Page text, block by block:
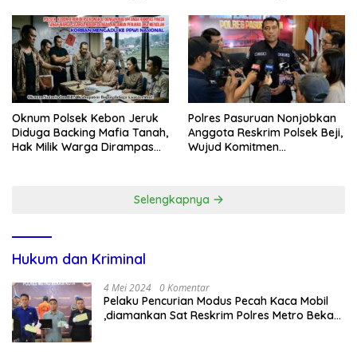
Oknum Polsek Kebon Jeruk
Diduga Backing Mafia Tanah,
Hak Milik Warga Dirampas
Polres Pasuruan Nonjobkan
Anggota Reskrim Polsek Beji,
Wujud Komitmen
Selengkapnya
Hukum dan Kriminal
4 Mei 2024 0 Komentar
Pelaku Pencurian Modus Pecah Kaca Mobil
,diamankan Sat Reskrim Polres Metro Bekasi